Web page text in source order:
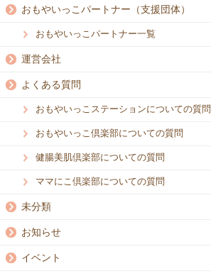
おもやいっこパートナー（支援団体）
おもやいっこパートナー一覧
運営会社
よくある質問
おもやいっこステーションについての質問
おもやいっこ倶楽部についての質問
健腸美肌倶楽部についての質問
ママにこ倶楽部についての質問
未分類
お知らせ
イベント